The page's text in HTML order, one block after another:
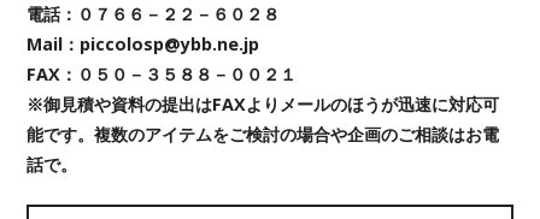
電話：０７６６－２２－６０２８
Mail：piccolosp@ybb.ne.jp
FAX：０５０－３５８８－００２１
※御見積や資料の提出はFAXよりメールのほうが迅速に対応可
能です。複数のアイテムをご検討の場合や企画のご相談はお電
話で。